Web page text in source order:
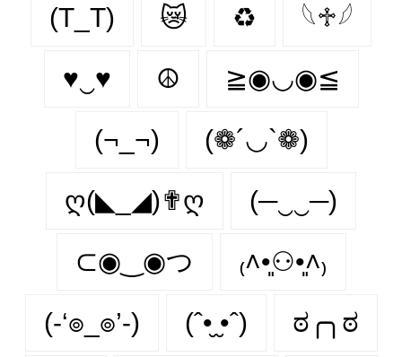
(T_T) 😿 ♻ 𓆩♱𓆪
♥‿♥ ☮ ≧◉◡◉≦
(¬_¬) (❁´◡`❁)
ღ(◣_◢)✟ღ (─‿‿─)
⊂◉‿◉つ ₍˄•͈⚇•͈˄₎
(-‘๏_๏’-) (ˆ•̮ ̮•ˆ) ಠ╭╮ಠ